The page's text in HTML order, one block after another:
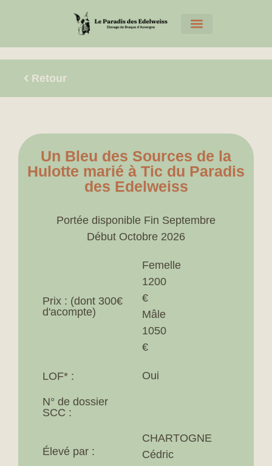
Retour
Un Bleu des Sources de la
Hulotte marié à Tic du Paradis
des Edelweiss
Portée disponible Fin Septembre
Début Octobre 2026
Prix : (dont 300€
d'acompte)​
Femelle
1200
€
Mâle
1050
€
LOF* :​ Oui
N° de dossier
SCC :
Élevé par :
CHARTOGNE
Cédric